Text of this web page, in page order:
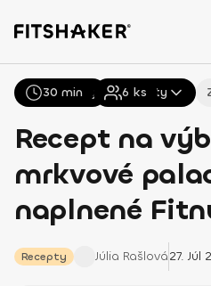
Všetky Recepty
Recept na
mrkvové
naplnené
Recepty Júlia Rašlová27. Júl
30 min 6 ks